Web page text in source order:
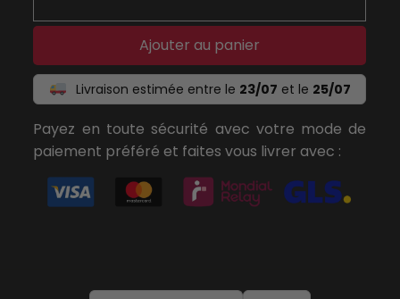
Ajouter au panier
Livraison estimée entre le 23/07 et le 25/07
Payez en toute sécurité avec votre mode de
paiement préféré et faites vous livrer avec :